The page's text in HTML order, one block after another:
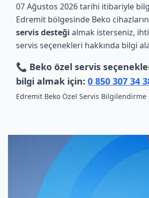
07 Ağustos 2026 tarihi itibariyle
Edremit bölgesinde Beko
servis desteği almak isterseniz,
servis seçenekleri hakkında bilgi
📞 Beko özel servis
bilgi almak için: 0 850 307 34
Edremit Beko Özel Servis